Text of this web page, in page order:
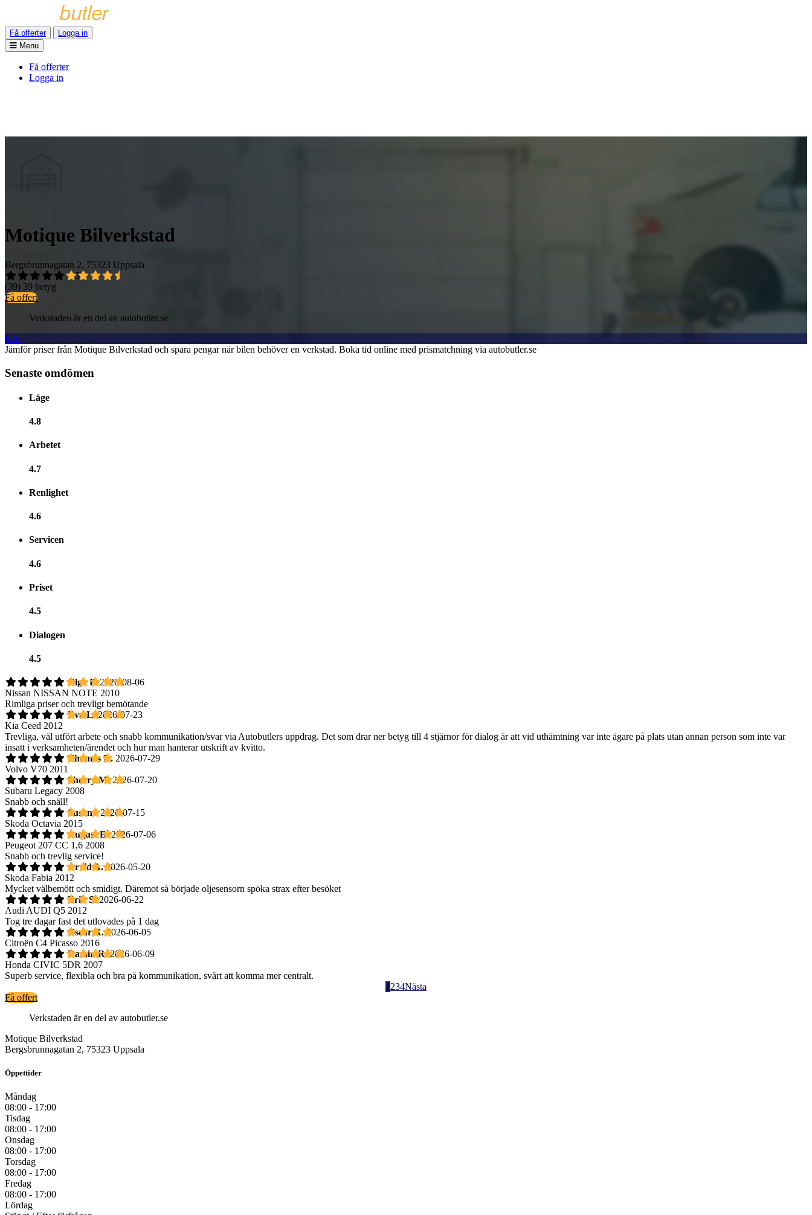
Få offerter
Logga in
Menu
Få offerter
Logga in
Motique Bilverkstad
Bergsbrunnagatan 2, 75323 Uppsala
4,5
(39) 39 betyg
Få offert
Verkstaden är en del av autobutler.se
Info
Jämför priser från Motique Bilverkstad och spara pengar när bilen behöver en verkstad. Boka tid online med prismatchning via autobutler.se
Senaste omdömen
Läge
4.8
Arbetet
4.7
Renlighet
4.6
Servicen
4.6
Priset
4.5
Dialogen
4.5
Olga P. 2026-08-06
Nissan NISSAN NOTE 2010
Rimliga priser och trevligt bemötande
Eva L. 2026-07-23
Kia Ceed 2012
Trevliga, väl utfört arbete och snabb kommunikation/svar via Autobutlers uppdrag. Det som drar ner betyg till 4 stjärnor för dialog är att vid uthämtning var inte ägare på plats utan annan person som inte var
insatt i verksamheten/ärendet och hur man hanterar utskrift av kvitto.
Thomas R. 2026-07-29
Volvo V70 2011
Sherry M. 2026-07-20
Subaru Legacy 2008
Snabb och snäll!
Susann 2026-07-15
Skoda Octavia 2015
August B. 2026-07-06
Peugeot 207 CC 1,6 2008
Snabb och trevlig service!
Arvid A. 2026-05-20
Skoda Fabia 2012
Mycket välbemött och smidigt. Däremot så började oljesensorn spöka strax efter besöket
Erik S. 2026-06-22
Audi AUDI Q5 2012
Tog tre dagar fast det utlovades på 1 dag
Oscar R. 2026-06-05
Citroën C4 Picasso 2016
Ramin R. 2026-06-09
Honda CIVIC 5DR 2007
Superb service, flexibla och bra på kommunikation, svårt att komma mer centralt.
1234Nästa
Få offert
Verkstaden är en del av autobutler.se
Motique Bilverkstad
Bergsbrunnagatan 2, 75323 Uppsala
Öppettider
Måndag
08:00 - 17:00
Tisdag
08:00 - 17:00
Onsdag
08:00 - 17:00
Torsdag
08:00 - 17:00
Fredag
08:00 - 17:00
Lördag